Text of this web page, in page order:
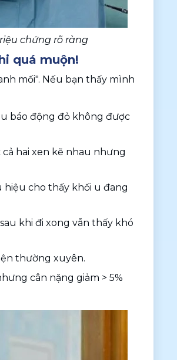
chứng rõ ràng
quá muộn!
mối". Nếu bạn thấy mình
báo động đỏ không được
hai xen kẽ nhau nhưng
hiệu cho thấy khối u đang
khi đi xong vẫn thấy khó
thường xuyên.
cân nặng giảm > 5%